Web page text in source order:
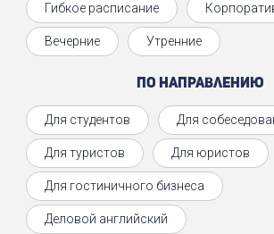
Гибкое расписание
Вечерние Утренние
По направлению
Для студентов Для
Для туристов Для юристов
Для гостиничного бизнеса
Деловой английский